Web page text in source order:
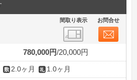
間取り表示 お問合せ
780,000円 20,000円
2.0ヶ月 1.0ヶ月